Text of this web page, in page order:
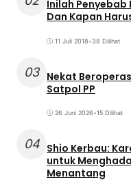
Inilah Penyebab
Dan Kapan
11 Juli 2018•38 Dilihat
03 Nekat
Satpol PP
26 Juni 2026•15 Dilihat
04 Shio Kerbau:
untuk
Menantang